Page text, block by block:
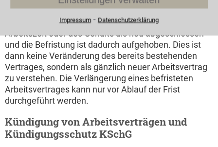
Befristung ist oft unabsichtlich. So gilt ein
sachgrundloser Vertrag nach Änderungen von z.B. der
Arbeitszeit oder des Gehalts als neu abgeschlossen
und die Befristung ist dadurch aufgehoben. Dies ist
dann keine Veränderung des bereits bestehenden
Vertrages, sondern als gänzlich neuer Arbeitsvertrag
zu verstehen. Die Verlängerung eines befristeten
Arbeitsvertrages kann nur vor Ablauf der Frist
durchgeführt werden.
Kündigung von Arbeitsverträgen und
Kündigungsschutz KSchG
Impressum⁃ Datenschutzerklärung